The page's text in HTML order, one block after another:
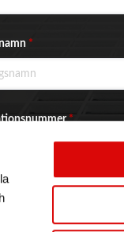
*
*
vill prenumerera på